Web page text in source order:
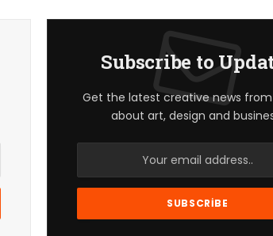
Subscribe to
Get the latest creative news from
about art, design and